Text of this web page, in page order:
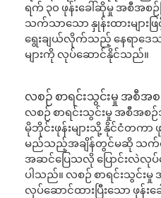
ရက် ၃၀ ဖုန်းခေါ်ဆိုမှု အစီအစ
သက်သာသော နှုန်းထားများ
ရွေးချယ်လိုက်သည့် နေရာဒေ
များကို လုပ်ဆောင်နိုင်သည်။
လစဉ် စာရင်းသွင်းမှု အစီအစဉ်
လစဉ် စာရင်းသွင်းမှု အစီအစဉ်
မိုဘိုင်းဖုန်းများသို့ နိုင်ငံတကာ ဖု
မည်သည့်အချိန်တွင်မဆို သက်
အဆင်ပြေသလို ပြောင်းလဲလု
ပါသည်။ လစဉ် စာရင်းသွင်း
လုပ်ဆောင်ထားပြီးသော ဖုန်း